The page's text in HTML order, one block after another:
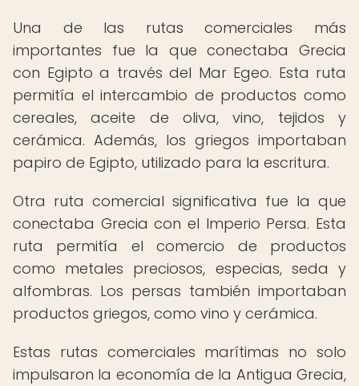
Una de las rutas comerciales más
importantes fue la que conectaba Grecia
con Egipto a través del Mar Egeo. Esta ruta
permitía el intercambio de productos como
cereales, aceite de oliva, vino, tejidos y
cerámica. Además, los griegos importaban
papiro de Egipto, utilizado para la escritura.
Otra ruta comercial significativa fue la que
conectaba Grecia con el Imperio Persa. Esta
ruta permitía el comercio de productos
como metales preciosos, especias, seda y
alfombras. Los persas también importaban
productos griegos, como vino y cerámica.
Estas rutas comerciales marítimas no solo
impulsaron la economía de la Antigua Grecia,